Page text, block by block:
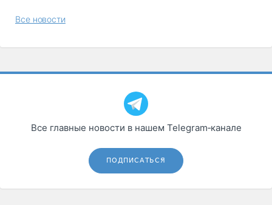
Все новости
Все главные новости в нашем Telegram‑канале
ПОДПИСАТЬСЯ